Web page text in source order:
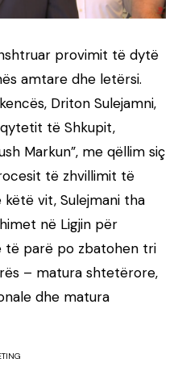
provimit të dytë
amtare dhe letërsi.
Driton Sulejamni,
të Shkupit,
Markun”, me qëllim siç
të zhvillimit të
këtë vit, Sulejmani tha
në Ligjin për
të parë po zbatohen tri
– matura shtetërore,
dhe matura